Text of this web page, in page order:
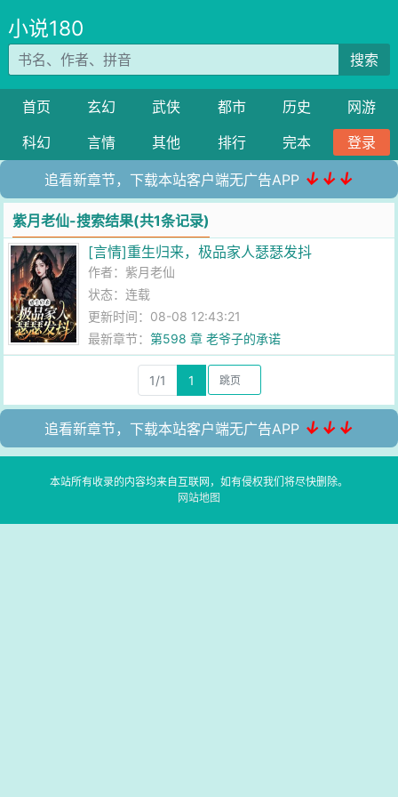
小说180
搜索
首页 玄幻 武侠 都市 历史
网游
科幻
言情 其他 排行 完本 登录
追看新章节，下载本站客户端无广告APP ↓↓↓
紫月老仙-搜索结果(共1条记录)
[言情]重生归来，极品家人瑟瑟发抖
作者：紫月老仙
状态：连载
更新时间：08-08 12:43:21
最新章节：第598 章 老爷子的承诺
1/1 1
追看新章节，下载本站客户端无广告APP ↓↓↓
本站所有收录的内容均来自互联网，如有侵权我们将尽快删除。
网站地图